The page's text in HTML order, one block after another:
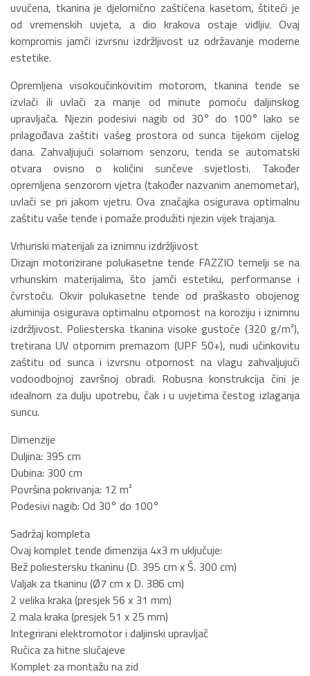
uvučena, tkanina je djelomično zaštićena kasetom, štiteći je
od vremenskih uvjeta, a dio krakova ostaje vidljiv. Ovaj
kompromis jamči izvrsnu izdržljivost uz održavanje moderne
estetike.
Opremljena visokoučinkovitim motorom, tkanina tende se
izvlači ili uvlači za manje od minute pomoću daljinskog
upravljača. Njezin podesivi nagib od 30° do 100° lako se
prilagođava zaštiti vašeg prostora od sunca tijekom cijelog
dana. Zahvaljujući solarnom senzoru, tenda se automatski
otvara ovisno o količini sunčeve svjetlosti. Također
opremljena senzorom vjetra (također nazvanim anemometar),
uvlači se pri jakom vjetru. Ova značajka osigurava optimalnu
zaštitu vaše tende i pomaže produžiti njezin vijek trajanja.
Vrhunski materijali za iznimnu izdržljivost
Dizajn motorizirane polukasetne tende FAZZIO temelji se na
vrhunskim materijalima, što jamči estetiku, performanse i
čvrstoću. Okvir polukasetne tende od praškasto obojenog
aluminija osigurava optimalnu otpornost na koroziju i iznimnu
izdržljivost. Poliesterska tkanina visoke gustoće (320 g/m²),
tretirana UV otpornim premazom (UPF 50+), nudi učinkovitu
zaštitu od sunca i izvrsnu otpornost na vlagu zahvaljujući
vodoodbojnoj završnoj obradi. Robusna konstrukcija čini je
idealnom za dulju upotrebu, čak i u uvjetima čestog izlaganja
suncu.
Dimenzije
Duljina: 395 cm
Dubina: 300 cm
Površina pokrivanja: 12 m²
Podesivi nagib: Od 30° do 100°
Sadržaj kompleta
Ovaj komplet tende dimenzija 4x3 m uključuje:
Bež poliestersku tkaninu (D. 395 cm x Š. 300 cm)
Valjak za tkaninu (Ø7 cm x D. 386 cm)
2 velika kraka (presjek 56 x 31 mm)
2 mala kraka (presjek 51 x 25 mm)
Integrirani elektromotor i daljinski upravljač
Ručica za hitne slučajeve
Komplet za montažu na zid